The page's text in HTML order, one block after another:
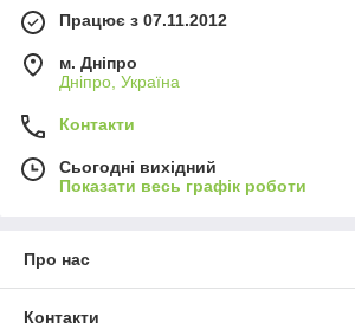
Працює з 07.11.2012
м. Дніпро
Дніпро, Україна
Контакти
Сьогодні вихідний
Показати весь графік роботи
Про нас
Контакти